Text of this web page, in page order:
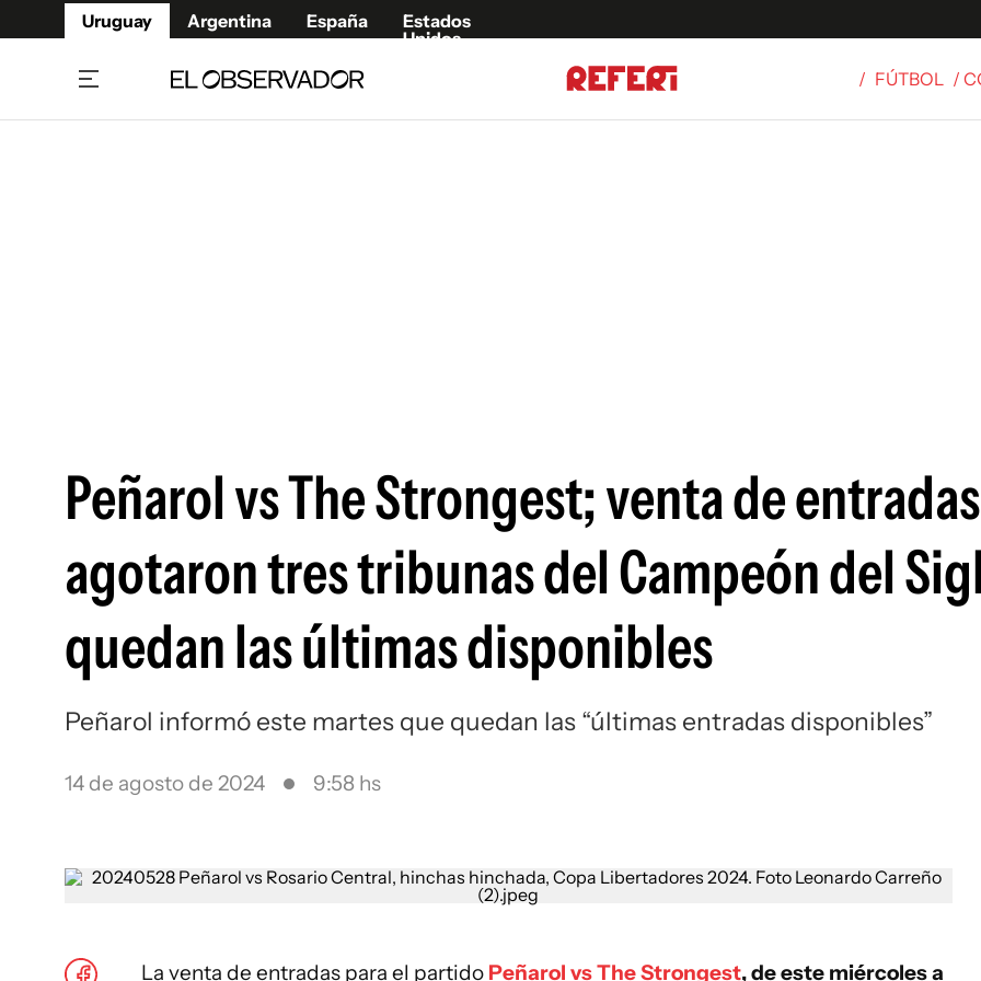
Uruguay Argentina España
Estados
Unidos
/ FÚTBOL /
Peñarol vs The Strongest; venta de
agotaron tres tribunas del Campeón del
quedan las últimas disponibles
Peñarol informó este martes que quedan las “últimas entradas disponibles”
14 de agosto de 2024 9:58 hs
La venta de entradas para el partido Peñarol vs The Strongest, de este miércoles a